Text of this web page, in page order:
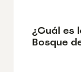
¿Cuál es
Bosque